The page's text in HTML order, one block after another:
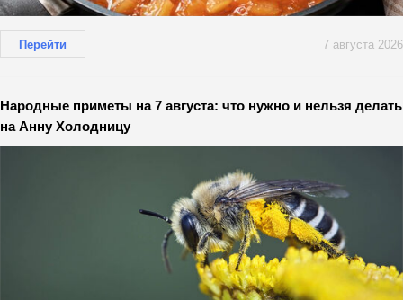
Перейти 7 августа 2026
Народные приметы на 7 августа: что нужно и нельзя делать
на Анну Холодницу